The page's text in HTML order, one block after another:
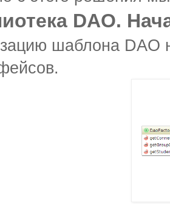
DAO.
шаблона DAO